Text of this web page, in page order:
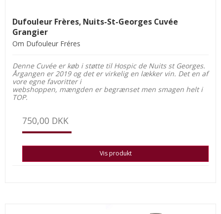
Dufouleur Frères, Nuits-St-Georges Cuvée
Grangier
Om Dufouleur Fréres
Denne Cuvée er køb i støtte til Hospic de Nuits st Georges.
Årgangen er 2019 og det er virkelig en lækker vin. Det en af
vore egne favoritter i
webshoppen, mængden er begrænset men smagen helt i
TOP.
750,00 DKK
Vis produkt